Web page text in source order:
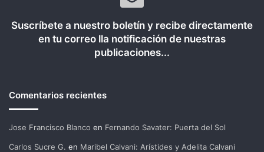
Suscríbete a nuestro boletín y recibe directamente
en tu correo lla notificación de nuestras
publicaciones...
Comentarios recientes
Jose Francisco Blanco en Fernando Savater: Puerta del Sol
Carlos Sucre G. en Maribel Calvani: Arístides y Adelita Calvani